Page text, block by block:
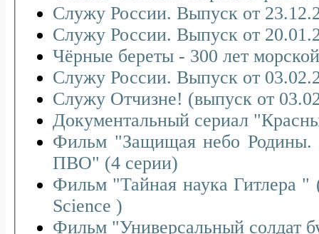
Служу России. Выпуск от
Служу России. Выпуск от
Чёрные береты - 300 лет
Служу России. Выпуск от
Служу Отчизне! (выпуск от
Документальный сериал
Фильм "Защищая небо Родины.
ПВО" (4 серии)
Фильм "Тайная наука Гитлера "
Science )
Фильм "Универсальный солдат